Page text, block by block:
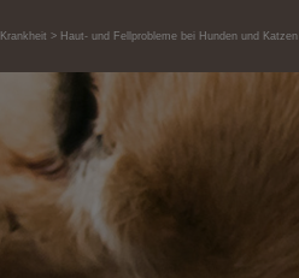
Krankheit Haut- und Fellprobleme bei Hunden und Katzen